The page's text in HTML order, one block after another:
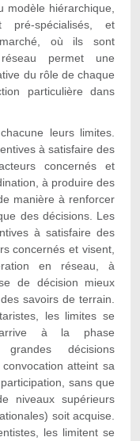
hiérarchique,
spécialisés, et
où ils sont
permet une
du rôle de chaque
particulière dans
leurs limites.
à satisfaire des
concernés et
à produire des
manière à renforcer
des décisions. Les
à satisfaire des
concernés et visent,
en réseau, à
de décision mieux
savoirs de terrain.
les limites se
à la phase
décisions
atteint sa
sans que
niveaux supérieurs
soit acquise.
les limitent se